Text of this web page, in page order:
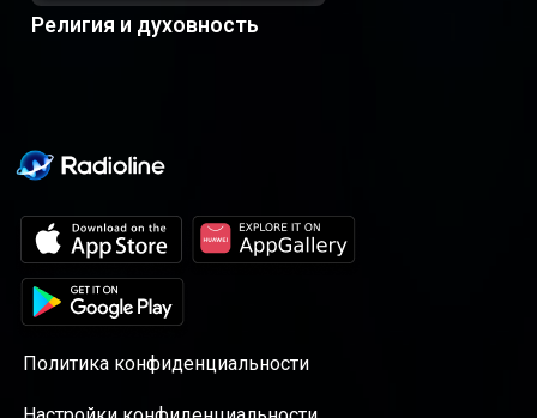
Религия и духовность
Политика конфиденциальности